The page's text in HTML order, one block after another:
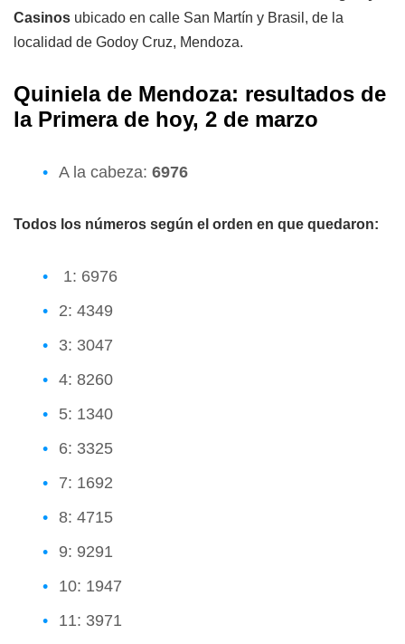
Casinos ubicado en calle San Martín y Brasil, de la
localidad de Godoy Cruz, Mendoza.
Quiniela de Mendoza: resultados de
la Primera de hoy, 2 de marzo
A la cabeza: 6976
Todos los números según el orden en que quedaron:
1: 6976
2: 4349
3: 3047
4: 8260
5: 1340
6: 3325
7: 1692
8: 4715
9: 9291
10: 1947
11: 3971